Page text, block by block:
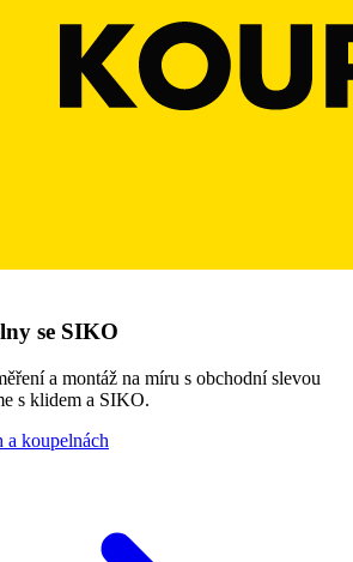
se SIKO
a montáž na míru s obchodní slevou
s klidem a SIKO.
koupelnách